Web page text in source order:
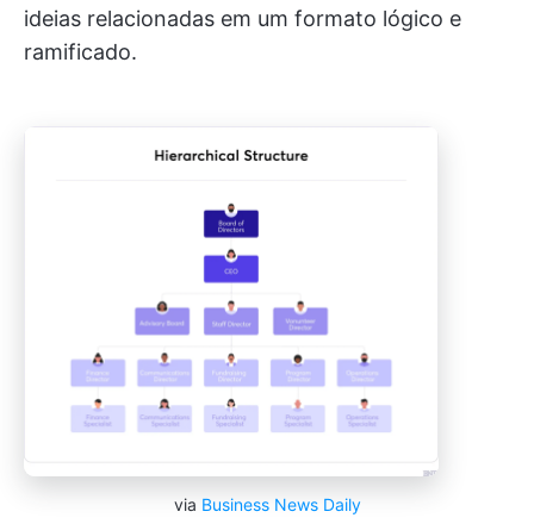
ideias relacionadas em um formato lógico e
ramificado.
via Business News Daily